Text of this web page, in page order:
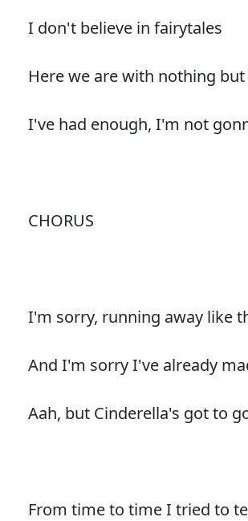
I don't believe in fairytales
Here we are with nothing
I've had enough, I'm not
CHORUS
I'm sorry, running away like
And I'm sorry I've already
Aah, but Cinderella's got to
From time to time I tried to